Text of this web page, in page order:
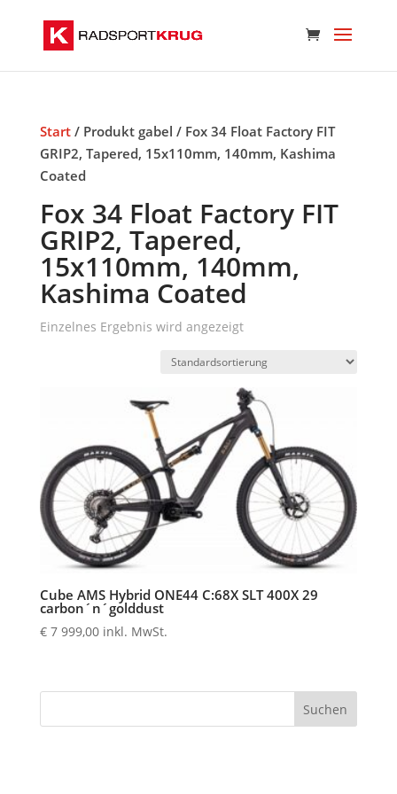
Start/ Produkt gabel / Fox 34 Float Factory FIT
GRIP2, Tapered, 15x110mm, 140mm, Kashima
Coated
Fox 34 Float Factory FIT
GRIP2, Tapered,
15x110mm, 140mm,
Kashima Coated
Einzelnes Ergebnis wird angezeigt
Cube AMS Hybrid ONE44 C:68X SLT 400X 29
carbon´n´golddust
€7 999,00 inkl. MwSt.
Suchen